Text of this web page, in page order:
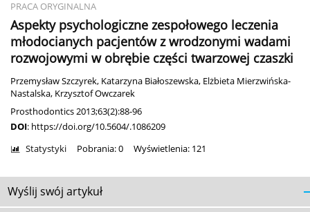
PRACA ORYGINALNA
Aspekty psychologiczne zespołowego leczenia
młodocianych pacjentów z wrodzonymi wadami
rozwojowymi w obrębie części twarzowej czaszki
Przemysław Szczyrek, Katarzyna Białoszewska, Elżbieta Mierzwińska-
Nastalska, Krzysztof Owczarek
Prosthodontics 2013;63(2):88-96
DOI: https://doi.org/10.5604/.1086209
Statystyki Pobrania: 0 Wyświetlenia: 121
Wyślij swój artykuł